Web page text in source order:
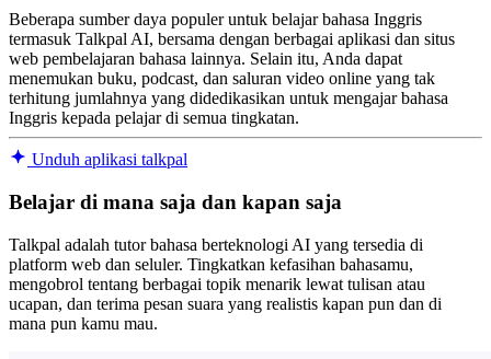
Beberapa sumber daya populer untuk belajar bahasa Inggris
termasuk Talkpal AI, bersama dengan berbagai aplikasi dan situs
web pembelajaran bahasa lainnya. Selain itu, Anda dapat
menemukan buku, podcast, dan saluran video online yang tak
terhitung jumlahnya yang didedikasikan untuk mengajar bahasa
Inggris kepada pelajar di semua tingkatan.
Unduh aplikasi talkpal
Belajar di mana saja dan kapan saja
Talkpal adalah tutor bahasa berteknologi AI yang tersedia di
platform web dan seluler. Tingkatkan kefasihan bahasamu,
mengobrol tentang berbagai topik menarik lewat tulisan atau
ucapan, dan terima pesan suara yang realistis kapan pun dan di
mana pun kamu mau.